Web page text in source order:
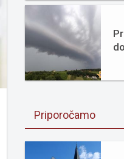
Priporočamo